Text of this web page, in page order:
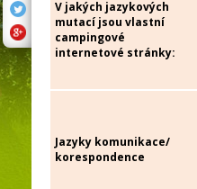
V jakých jazykových
mutací jsou vlastní
campingové
internetové stránky:
Jazyky komunikace/
korespondence